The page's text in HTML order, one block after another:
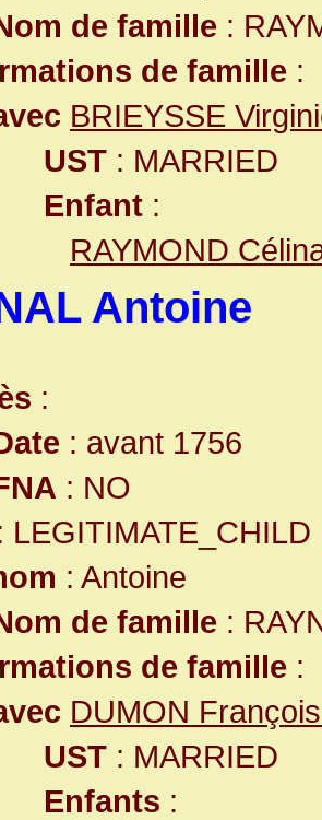
de famille :
de famille :
BRIEYSSE
UST : MARRIED
Enfant :
RAYMOND
Antoine
:
: avant 1756
: NO
LEGITIMATE_CHILD
: Antoine
de famille :
de famille :
DUMON
UST : MARRIED
Enfants :